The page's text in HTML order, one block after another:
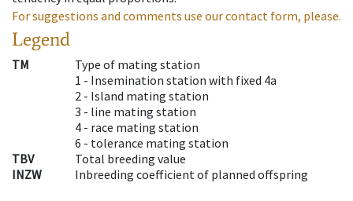
For suggestions and comments use our contact form, please.
Legend
TM
Type of mating station
1 - Insemination station with fixed 4a
2 - Island mating station
3 - line mating station
4 - race mating station
6 - tolerance mating station
TBV
Total breeding value
INZW
Inbreeding coefficient of planned offspring